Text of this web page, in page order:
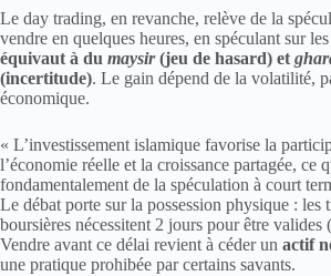
Le day trading, en revanche, relève de la
vendre en quelques heures, en spéculant sur
équivaut à du maysir(jeu de hasard) et
(incertitude). Le gain dépend de la volatilité,
économique.
« L’investissement islamique favorise la
l’économie réelle et la croissance partagée, ce
fondamentalement de la spéculation à court
Le débat porte sur la possession physique : les
boursières nécessitent 2 jours pour être valides
Vendre avant ce délai revient à céder un actif
une pratique prohibée par certains savants.